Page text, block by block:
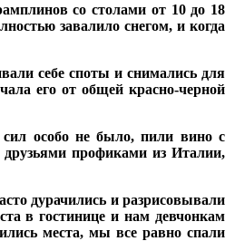
со столами от 10 до 18
завалило снегом, и когда
себе споты и снимались для
его от общей красно-черной
особо не было, пили вино с
профиками из Италии,
дурачились и разрисовывали
в гостинице и нам девчонкам
места, мы все равно спали